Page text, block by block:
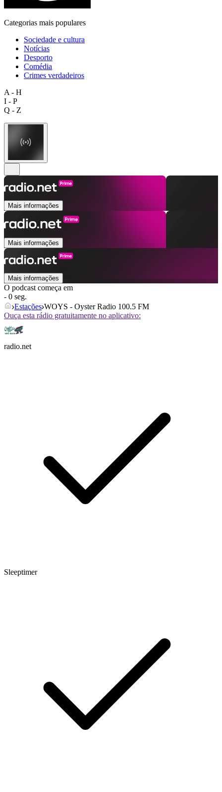
Categorias mais populares
Sociedade e cultura
Notícias
Desporto
Comédia
Crimes verdadeiros
A - H
I - P
Q - Z
Mais informações
Mais informações
Mais informações
O podcast começa em
- 0 seg.
Estações WOYS - Oyster Radio 100.5 FM
Ouça esta rádio gratuitamente no aplicativo:
radio.net
Sleeptimer